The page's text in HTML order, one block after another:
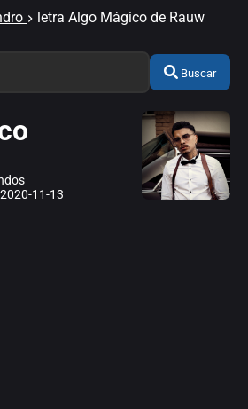
letra Algo Mágico de Rauw
Buscar
2020-11-13